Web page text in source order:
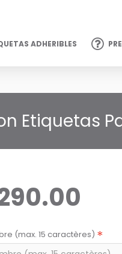
ADHERIBLES
Etiquetas
(max. 15 caractères)